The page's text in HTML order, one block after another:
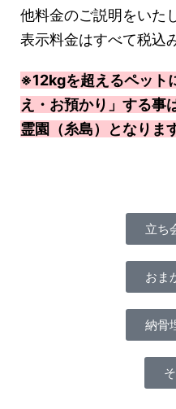
他料金のご説明をいた
表示料金はすべて税込
※12kgを超えるペット
え・お預かり」する事
霊園（糸島）となりま
立ち
おま
納骨